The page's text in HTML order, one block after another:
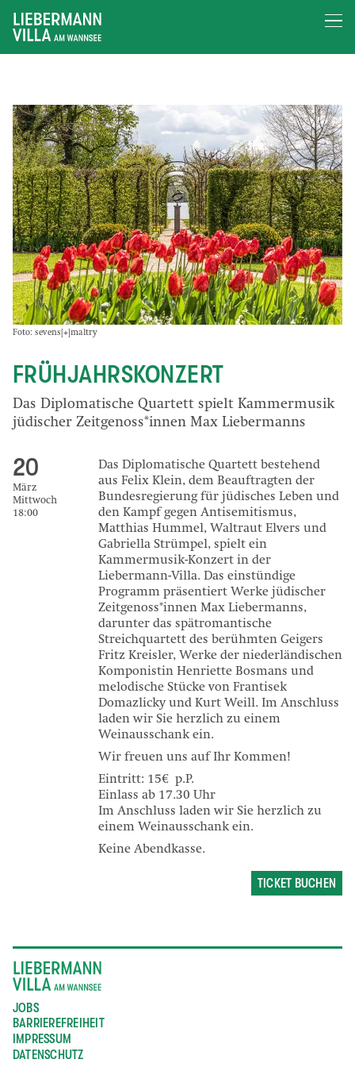
Foto: sevens[+]maltry
FRÜHJAHRSKONZERT
Das Diplomatische Quartett spielt Kammermusik
jüdischer Zeitgenoss*innen Max Liebermanns
Das Diplomatische Quartett bestehend
aus Felix Klein, dem Beauftragten der
Bundesregierung für jüdisches Leben und
den Kampf gegen Antisemitismus,
Matthias Hummel, Waltraut Elvers und
Gabriella Strümpel, spielt ein
Kammermusik-Konzert in der
Liebermann-Villa. Das einstündige
Programm präsentiert Werke jüdischer
Zeitgenoss*innen Max Liebermanns,
darunter das spätromantische
Streichquartett des berühmten Geigers
Fritz Kreisler, Werke der niederländischen
Komponistin Henriette Bosmans und
melodische Stücke von Frantisek
Domazlicky und Kurt Weill. Im Anschluss
laden wir Sie herzlich zu einem
Weinausschank ein.
Wir freuen uns auf Ihr Kommen!
Eintritt: 15€ p.P.
Einlass ab 17.30 Uhr
Im Anschluss laden wir Sie herzlich zu
einem Weinausschank ein.
Keine Abendkasse.
20
März
Mittwoch
18:00
TICKET BUCHEN
JOBS
BARRIEREFREIHEIT
IMPRESSUM
DATENSCHUTZ